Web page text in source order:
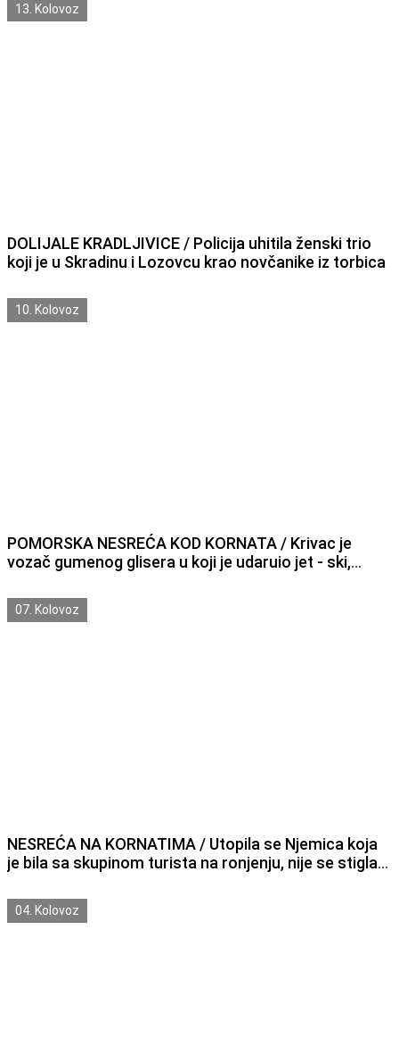
13. Kolovoz
DOLIJALE KRADLJIVICE / Policija uhitila ženski trio
koji je u Skradinu i Lozovcu krao novčanike iz torbica
10. Kolovoz
POMORSKA NESREĆA KOD KORNATA / Krivac je
vozač gumenog glisera u koji je udaruio jet - ski,
07. Kolovoz
NESREĆA NA KORNATIMA / Utopila se Njemica koja
je bila sa skupinom turista na ronjenju, nije se stigla
04. Kolovoz